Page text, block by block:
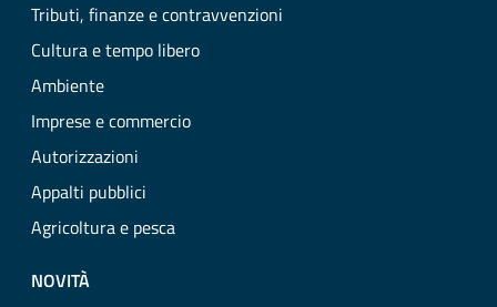
Tributi, finanze e contravvenzioni
Cultura e tempo libero
Ambiente
Imprese e commercio
Autorizzazioni
Appalti pubblici
Agricoltura e pesca
NOVITÀ